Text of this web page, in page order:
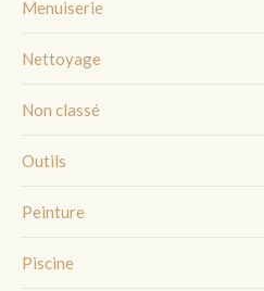
Menuiserie
Nettoyage
Non classé
Outils
Peinture
Piscine